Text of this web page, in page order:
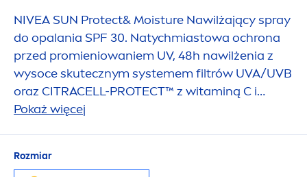
NIVEASUN Protect& Moisture Nawilżający spray
do opalania SPF 30. Natychmiastowa ochrona
przed promieniowaniem UV, 48h nawilżenia z
wysoce skutecznym systemem filtrów UVA/UVB
oraz CITRACELL-PROTECT™ z witaminą C i
kwasem hialuronowym, który chroni zdrową
Pokaż więcej
Rozmiar